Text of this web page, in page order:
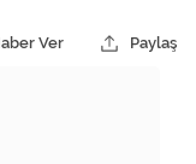
Ver Paylaş